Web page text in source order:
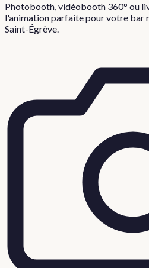
Photobooth, vidéobooth 360° ou
l'animation parfaite pour votre bar
Saint-Égrève.